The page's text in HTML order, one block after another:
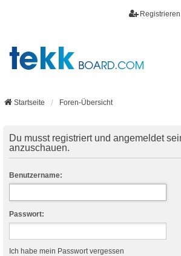
Registrieren
Startseite Foren-Übersicht
Du musst registriert und angemeldet
anzuschauen.
Benutzername:
Passwort:
Ich habe mein Passwort vergessen